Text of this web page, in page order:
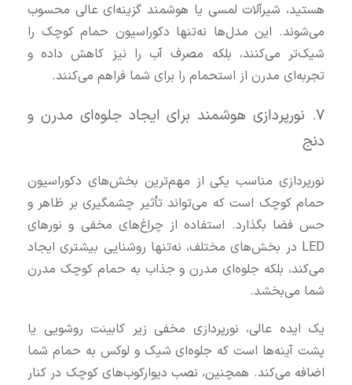
هستید، شیرآلات لمسی یا هوشمند گزینه‌ای عالی محسوب
می‌شوند. این مدل‌ها نه‌تنها دکوراسیون حمام کوچک را
شیک‌تر می‌کنند، بلکه مصرف آب را نیز کاهش داده و
تجربه‌ای مدرن از استحمام را برای شما فراهم می‌کنند.
۷. نورپردازی هوشمند برای ایجاد جلوه‌ای مدرن و
دنج
نورپردازی مناسب یکی از مهم‌ترین بخش‌های دکوراسیون
حمام کوچک است که می‌تواند تأثیر چشمگیری بر ظاهر و
حس فضا بگذارد. استفاده از چراغ‌های مخفی و نورهای
LED در بخش‌های مختلف، نه‌تنها روشنایی بیشتری ایجاد
می‌کند، بلکه جلوه‌ای مدرن و جذاب به حمام کوچک مدرن
شما می‌بخشد.
یک ایده عالی، نورپردازی مخفی زیر کابینت روشویی یا
پشت آینه‌ها است که جلوه‌ای شیک و لوکس به حمام شما
اضافه می‌کند. همچنین، نصب دیوارکوب‌های کوچک در کنار